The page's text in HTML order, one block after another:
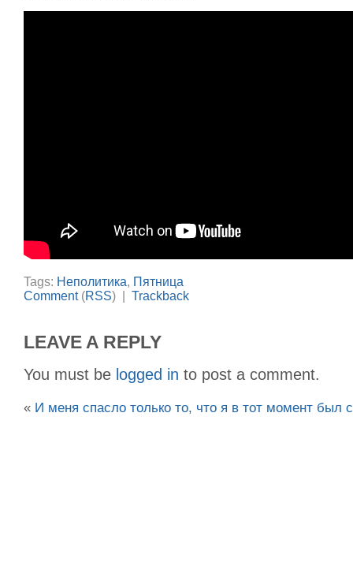
Tags: Неполитика, Пятница
Comment(RSS) | Trackback
LEAVE A REPLY
You must be logged in to post a comment.
« И меня спасло только то, что я в тот момент был